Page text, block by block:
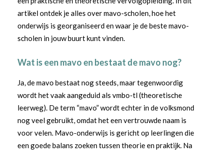
artikel ontdek je alles over mavo-scholen, hoe het
onderwijs is georganiseerd en waar je de beste mavo-
scholen in jouw buurt kunt vinden.
Wat is een mavo en bestaat de mavo nog?
Ja, de mavo bestaat nog steeds, maar tegenwoordig
wordt het vaak aangeduid als vmbo-tl (theoretische
leerweg). De term “mavo” wordt echter in de volksmond
nog veel gebruikt, omdat het een vertrouwde naam is
voor velen. Mavo-onderwijs is gericht op leerlingen die
een goede balans zoeken tussen theorie en praktijk. Na